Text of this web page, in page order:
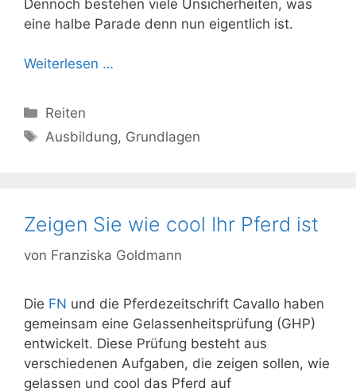
Dennoch bestehen viele Unsicherheiten, was
eine halbe Parade denn nun eigentlich ist.
Weiterlesen …
Kategorien
Reiten
Schlagwörter
Ausbildung, Grundlagen
Zeigen Sie wie cool Ihr Pferd ist
von Franziska Goldmann
Die FN und die Pferdezeitschrift Cavallo haben
gemeinsam eine Gelassenheitsprüfung (GHP)
entwickelt. Diese Prüfung besteht aus
verschiedenen Aufgaben, die zeigen sollen, wie
gelassen und cool das Pferd auf